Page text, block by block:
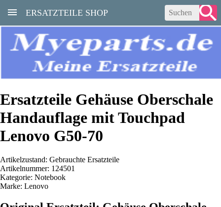
ERSATZTEILE SHOP
Ersatzteile Gehäuse Oberschale
Handauflage mit Touchpad
Lenovo G50-70
Artikelzustand: Gebrauchte Ersatzteile
Artikelnummer: 124501
Kategorie: Notebook
Marke: Lenovo